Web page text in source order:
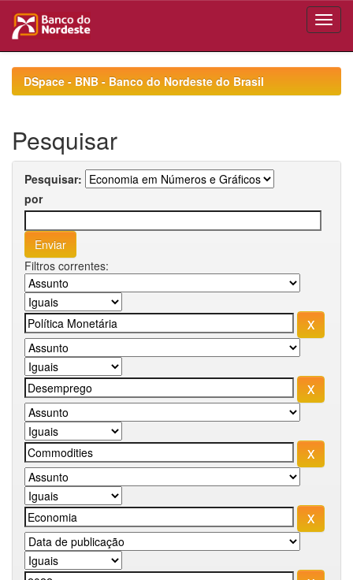
navigationDSpace - BNB - Banco do Nordeste do Brasil
Pesquisar
Pesquisar:
por
Filtros correntes: